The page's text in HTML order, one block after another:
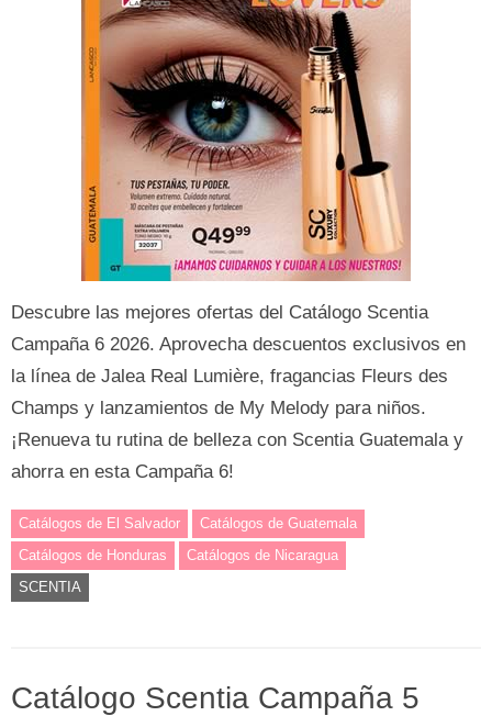
Descubre las mejores ofertas del Catálogo Scentia
Campaña 6 2026. Aprovecha descuentos exclusivos en
la línea de Jalea Real Lumière, fragancias Fleurs des
Champs y lanzamientos de My Melody para niños.
¡Renueva tu rutina de belleza con Scentia Guatemala y
ahorra en esta Campaña 6!
Catálogos de El Salvador
Catálogos de Guatemala
Catálogos de Honduras
Catálogos de Nicaragua
SCENTIA
Catálogo Scentia Campaña 5